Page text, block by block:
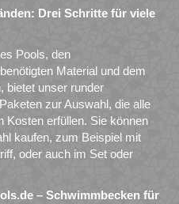
Drei Schritte für viele
Pools, den
Material und dem
bietet unser runder
zur Auswahl, die alle
Kosten erfüllen. Sie können
kaufen, zum Beispiel mit
oder auch im Set oder
– Schwimmbecken für